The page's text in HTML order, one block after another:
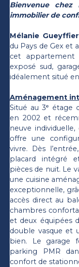
Bienvenue chez
immobilier de
Mélanie Gueyffier
du Pays de Gex et
cet
exposé sud,
idéalement situé
Aménagement
Situé au 3ᵉ étage
en 2002 et
neuve
offre une
vivre. Dès
placard intégré
pièces de nuit. Le
une cuisine
exceptionnelle,
accès direct au
chambres
et deux équipées
double vasque et
bien. Le garage
parking PMR
confort de